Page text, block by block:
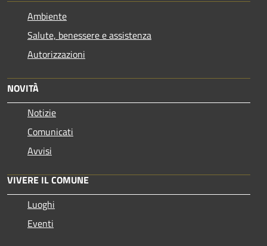
Ambiente
Salute, benessere e assistenza
Autorizzazioni
NOVITÀ
Notizie
Comunicati
Avvisi
VIVERE IL COMUNE
Luoghi
Eventi